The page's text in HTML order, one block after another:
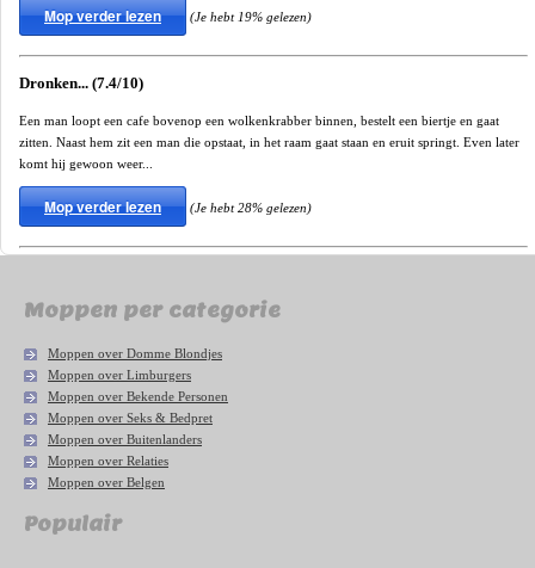
Mop verder lezen (Je hebt 19% gelezen)
Dronken... (7.4/10)
Een man loopt een cafe bovenop een wolkenkrabber binnen, bestelt een biertje en gaat
zitten. Naast hem zit een man die opstaat, in het raam gaat staan en eruit springt. Even later
komt hij gewoon weer...
Mop verder lezen (Je hebt 28% gelezen)
Moppen per categorie
Moppen over Domme Blondjes
Moppen over Limburgers
Moppen over Bekende Personen
Moppen over Seks & Bedpret
Moppen over Buitenlanders
Moppen over Relaties
Moppen over Belgen
Populair